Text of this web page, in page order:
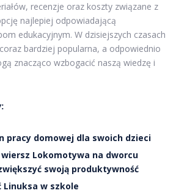
recenzje oraz koszty związane z
najlepiej odpowiadającą
edukacyjnym. W dzisiejszych czasach
bardziej popularna, a odpowiednio
znacząco wzbogacić naszą wiedzę i
pracy domowej dla swoich dzieci
Lokomotywa na dworcu
swoją produktywność
Linuksa w szkole